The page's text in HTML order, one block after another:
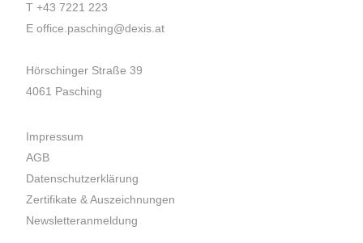
T +43 7221 223
E office.pasching@dexis.at
Hörschinger Straße 39
4061 Pasching
Impressum
AGB
Datenschutzerklärung
Zertifikate & Auszeichnungen
Newsletteranmeldung